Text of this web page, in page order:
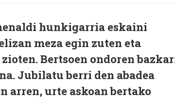
hunkigarria eskaini
meza egin zuten eta
Bertsoen ondoren
Jubilatu berri den abadea
arren, urte askoan bertako